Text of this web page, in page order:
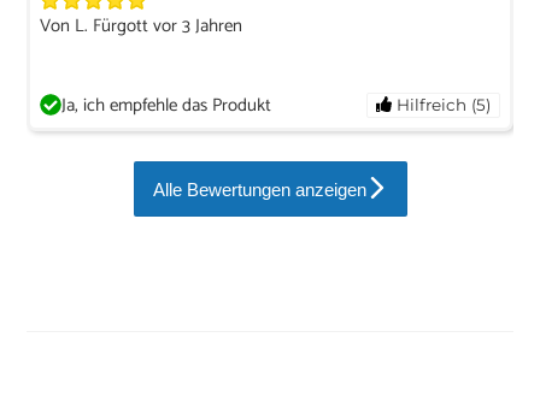
Von L. Fürgott vor 3 Jahren
Ja, ich empfehle das Produkt Hilfreich (5)
Alle Bewertungen anzeigen